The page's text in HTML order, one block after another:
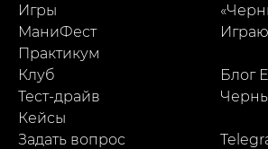
Игры
МаниФест
Практикум
Клуб
Тест-драйв
Кейсы
Задать вопрос
Блог